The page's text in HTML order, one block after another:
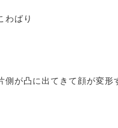
わばり
が凸に出てきて顔が変形